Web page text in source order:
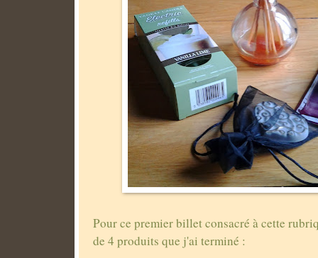
Pour ce premier billet consacré à cette
de 4 produits que j'ai terminé :